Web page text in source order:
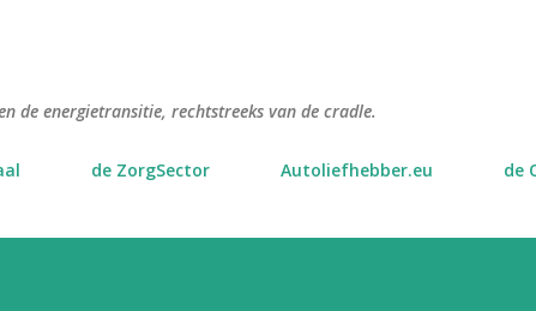
de energietransitie, rechtstreeks van de cradle.
de ZorgSector Autoliefhebber.eu de